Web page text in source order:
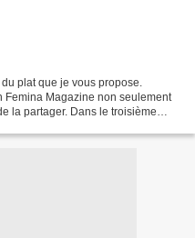
plat que je vous propose.
Femina Magazine non seulement
la partager. Dans le troisième